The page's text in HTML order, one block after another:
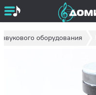
оборудования